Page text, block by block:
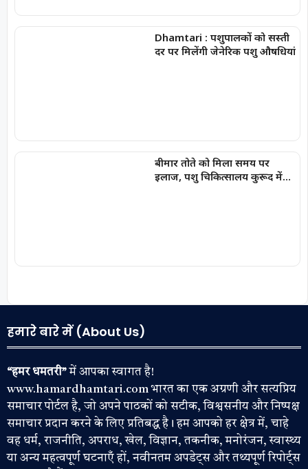
Dhamtari : पशुपालकों को सस्ती
दर पर मिलेंगी जेनेरिक पशु औषधियां
बीमार तोते को मिला समय पर
इलाज, पशु चिकित्सालय कुरूद में
हमारे बारे में (About Us)
“हमर धमतरी”में आपका स्वागत है!
www.hamardhamtari.com भारत का एक अग्रणी और सत्यप्रिय
समाचार पोर्टल है, जो अपने पाठकों को सटीक, विश्वसनीय और निष्पक्ष
समाचार प्रदान करने के लिए प्रतिबद्ध है। हम आपको हर क्षेत्र में, चाहे
वह धर्म, राजनीति, अपराध, खेल, विज्ञान, तकनीक, मनोरंजन, स्वास्थ्य
या अन्य महत्वपूर्ण घटनाएँ हों, नवीनतम अपडेट्स और तथ्यपूर्ण रिपोर्ट्स